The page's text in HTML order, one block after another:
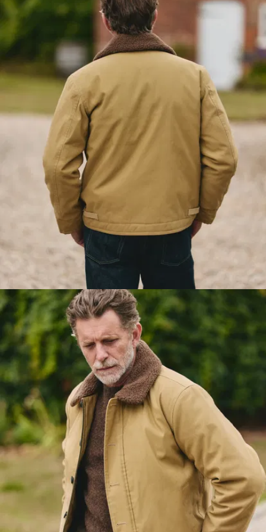
auch mal einen
aushält. Er ist zwar
wasserdicht, hält
euch aber trotzdem
schön trocken, wenn
ihr mal vom Regen
überrascht werdet.
Ein Kragen aus
reiner
französischer
Merinowolle.Für die
flauschige Textur
haben wir uns für
dieselbe Wolle
entschieden, die wir
auch für unsere
Fleecejacke
verwenden. Reine
Wolle von
französischen
Merinoschafen –
bekannt dafür, dass
sie weich und warm
ist und alle Arten von
kalten Morgenden
übersteht. Darin seht
ihr gut aus und haltet
den Schnupfen fern.
Durchgehendes
Baumwollfutter.
Innen gibt es ein
tolles Steppfutter
aus Bio-Baumwolle –
mit einem schönen